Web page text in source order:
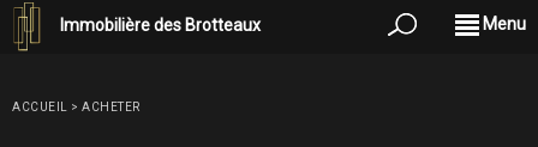
Immobilière des Brotteaux Menu
ACCUEIL > ACHETER